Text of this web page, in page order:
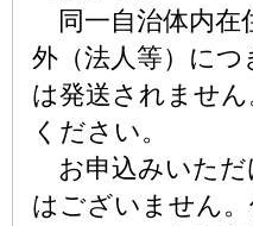
同一自治体内在
外（法人等）に
は発送されませ
ください。
お申込みいただ
はございません